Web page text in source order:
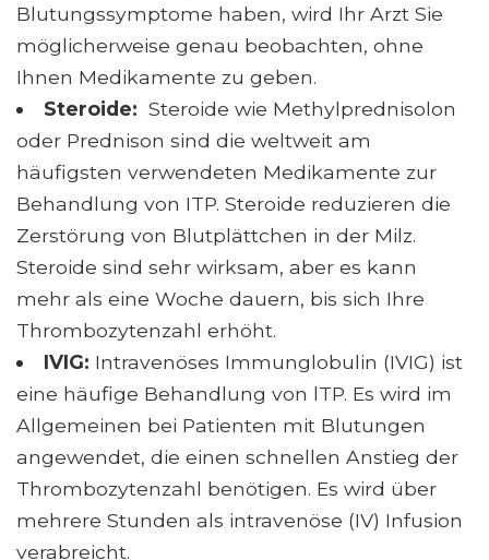
Blutungssymptome haben, wird Ihr Arzt Sie
möglicherweise genau beobachten, ohne
Ihnen Medikamente zu geben.
Steroide: Steroide wie Methylprednisolon
oder Prednison sind die weltweit am
häufigsten verwendeten Medikamente zur
Behandlung von ITP. Steroide reduzieren die
Zerstörung von Blutplättchen in der Milz.
Steroide sind sehr wirksam, aber es kann
mehr als eine Woche dauern, bis sich Ihre
Thrombozytenzahl erhöht.
IVIG: Intravenöses Immunglobulin (IVIG) ist
eine häufige Behandlung von lTP. Es wird im
Allgemeinen bei Patienten mit Blutungen
angewendet, die einen schnellen Anstieg der
Thrombozytenzahl benötigen. Es wird über
mehrere Stunden als intravenöse (IV) Infusion
verabreicht.